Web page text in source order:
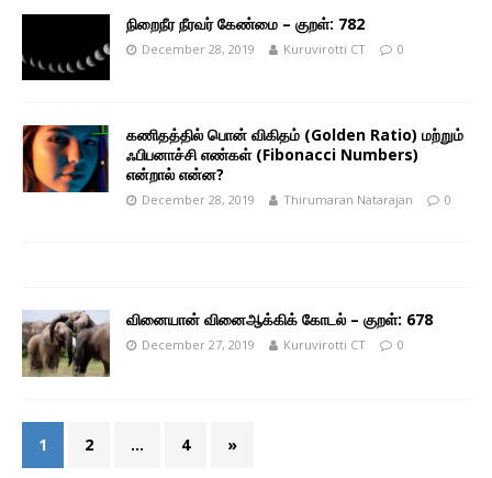
நிறைநீர நீரவர் கேண்மை – குறள்: 782
December 28, 2019 Kuruvirotti CT 0
கணிதத்தில் பொன் விகிதம் (Golden Ratio) மற்றும்
ஃபிபனாச்சி எண்கள் (Fibonacci Numbers)
என்றால் என்ன?
December 28, 2019 Thirumaran Natarajan 0
வினையான் வினைஆக்கிக் கோடல் – குறள்: 678
December 27, 2019 Kuruvirotti CT 0
1 2 … 4 »